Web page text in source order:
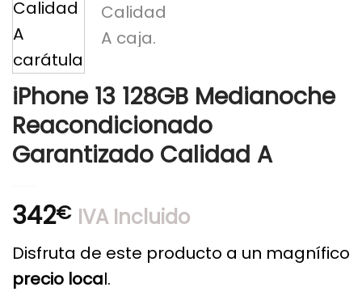
iPhone 13 128GB Medianoche
Reacondicionado
Garantizado Calidad A
342€ IVA Incluido
Disfruta de este producto a un magnífico
precio local.